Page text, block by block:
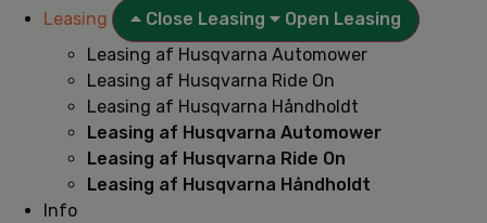
Leasing
Close Leasing
Open Leasing
Leasing af Husqvarna Automower
Leasing af Husqvarna Ride On
Leasing af Husqvarna Håndholdt
Leasing af Husqvarna Automower
Leasing af Husqvarna Ride On
Leasing af Husqvarna Håndholdt
Info